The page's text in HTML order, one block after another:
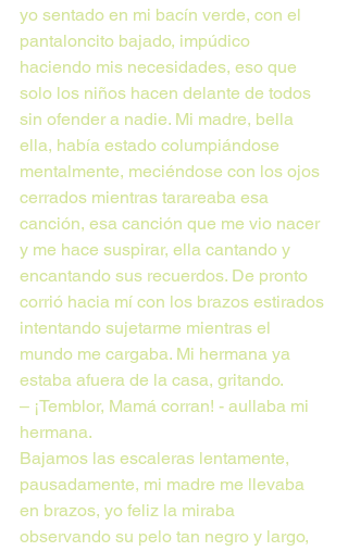
yo sentado en mi bacín verde, con el
pantaloncito bajado, impúdico
haciendo mis necesidades, eso que
solo los niños hacen delante de todos
sin ofender a nadie. Mi madre, bella
ella, había estado columpiándose
mentalmente, meciéndose con los ojos
cerrados mientras tarareaba esa
canción, esa canción que me vio nacer
y me hace suspirar, ella cantando y
encantando sus recuerdos. De pronto
corrió hacia mí con los brazos estirados
intentando sujetarme mientras el
mundo me cargaba. Mi hermana ya
estaba afuera de la casa, gritando.
– ¡Temblor, Mamá corran! - aullaba mi
hermana.
Bajamos las escaleras lentamente,
pausadamente, mi madre me llevaba
en brazos, yo feliz la miraba
observando su pelo tan negro y largo,